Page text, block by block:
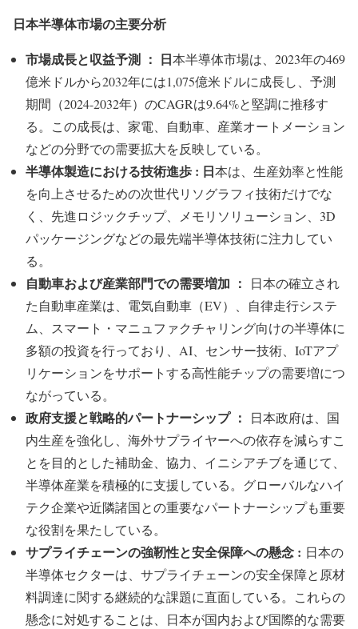
日本半導体市場の主要分析
市場成長と収益予測 ： 日本半導体市場は、2023年の469
億米ドルから2032年には1,075億米ドルに成長し、予測
期間（2024-2032年）のCAGRは9.64%と堅調に推移す
る。この成長は、家電、自動車、産業オートメーション
などの分野での需要拡大を反映している。
半導体製造における技術進歩 : 日本は、生産効率と性能
を向上させるための次世代リソグラフィ技術だけでな
く、先進ロジックチップ、メモリソリューション、3D
パッケージングなどの最先端半導体技術に注力してい
る。
自動車および産業部門での需要増加 ：
日本の確立され
た自動車産業は、電気自動車（EV）、自律走行システ
ム、スマート・マニュファクチャリング向けの半導体に
多額の投資を行っており、AI、センサー技術、IoTアプ
リケーションをサポートする高性能チップの需要増につ
ながっている。
政府支援と戦略的パートナーシップ ：
日本政府は、国
内生産を強化し、海外サプライヤーへの依存を減らすこ
とを目的とした補助金、協力、イニシアチブを通じて、
半導体産業を積極的に支援している。グローバルなハイ
テク企業や近隣諸国との重要なパートナーシップも重要
な役割を果たしている。
サプライチェーンの強靭性と安全保障への懸念 : 日本の
半導体セクターは、サプライチェーンの安全保障と原材
料調達に関する継続的な課題に直面している。これらの
懸念に対処することは、日本が国内および国際的な需要